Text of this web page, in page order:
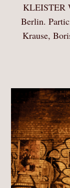
KLEISTER
Berlin.
Krause,